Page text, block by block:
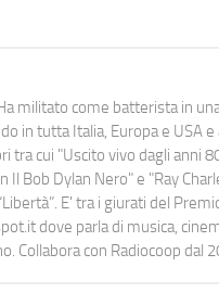
militato come batterista in
in tutta Italia, Europa e USA
tra cui "Uscito vivo dagli anni
Il Bob Dylan Nero" e "Ray
E' tra i giurati del
dove parla di musica,
Collabora con Radiocoop dal